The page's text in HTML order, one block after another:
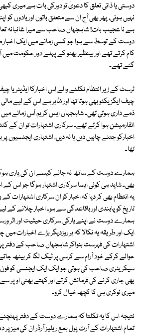
دوستی یا ذاتی تعلق کا دعویٰ تو دورکی بات ہے میری
نہیں ہوئی، پھر بھی آج ان سے متعلق باتوں اور یادوں کو
ہے نا عجیب بات! شاہجہاں صاحب سے میرا غائبانہ
دوست کے توسط سے ہوا جو کسی زمانے میں ایک اخبار
کام کرتے تھے اور بینظیر بھٹو کے پہلے دور حکومت
گئے تھے۔
ٹرسٹ کے زیر انتظام نکلنے والے اس اخبارکا ایڈیٹر یا
چیف ایگزیکٹو بھی ہوتا تھا اور ظاہر ہے اس کے لیے
ذمے داری ہوتی تھی۔ شاہجہاں ایس کریم اْس زمانے
انفارمیشن ہوا کرتے تھے۔ سرکاری اشتہارات تو ان
اخبارکو جتنے چاہیں دیں یا نہ دیں، اشتہاری ایجنسیوں پر
تھا۔
ہمارے دوست کے ساتھ نہ جانے کیسے ان کی یاری
بھی۔ شاید ہی کوئی ایسا سرکاری اشتہار ہوگا جو اس کے
یہ انتظام بھی کر دیا کہ اخبار کو ان سرکاری اشتہارات کے
تاریخ کو پابندی اور باقاعدگی سے ہو۔ اخبار چلانے کے
ہمارے دوست نے اپنے یارکی سرکاری حیثیت اور اثر
ایک اور طریقہ یہ نکالا کہ ہر روزدیگر بڑے اخبارات
اشتہارات کی فہرست بنواکر شاہجہاں صاحب کے دفتر
حوالے کرکے خود آرام سے کرسی پر ٹیک لگا کر بیٹھ
سیکریٹری صاحب کی ہوتی جو ایک ایک ایجنسی کو فون
بھی جاری کرنے کی فرمائش کرتے اور کہتے بھئی اوپر
میری نوکری ہی کا کچھ خیال کرو۔
نتیجہ اس کا یہ نکلتا کہ ہمارے دوست کے دفتر
تمام اشتہارات کے آرٹ پول بمع ریلیز آرڈر ان کی